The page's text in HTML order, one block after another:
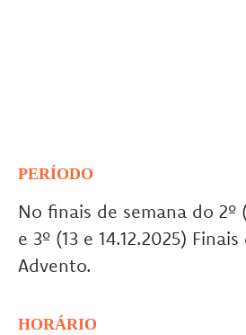
PERÍODO
No finais de semana do 2º
e 3º (13 e 14.12.2025)
Advento.
HORÁRIO